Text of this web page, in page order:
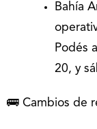
Bahía
Podés
20, y
🚌 Cambios de